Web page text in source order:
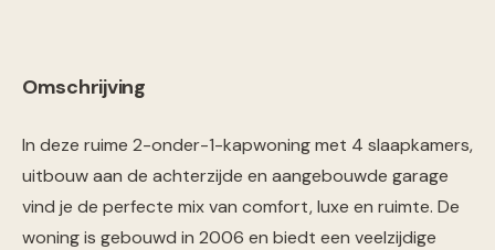
Omschrijving
In deze ruime 2-onder-1-kapwoning met 4 slaapkamers,
uitbouw aan de achterzijde en aangebouwde garage
vind je de perfecte mix van comfort, luxe en ruimte. De
woning is gebouwd in 2006 en biedt een veelzijdige